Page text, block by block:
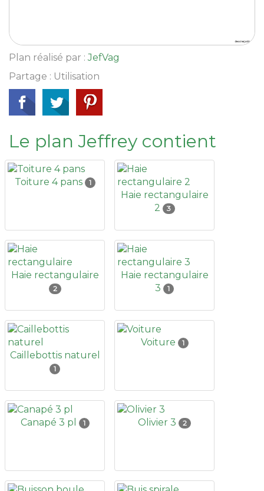
Plan réalisé par :JefVag
Partage : Utilisation
Le plan Jeffrey contient
Toiture 4 pans 1
Haie rectangulaire
2
3
Haie rectangulaire
2
Haie rectangulaire
3
1
Caillebottis naturel
1
Voiture 1
Canapé 3 pl 1 Olivier 3 2